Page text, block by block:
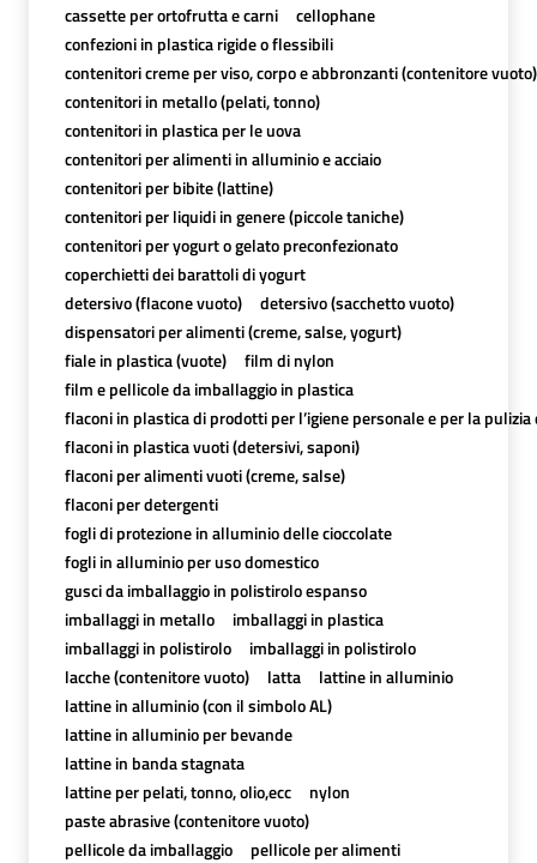
cassette per ortofrutta e carni
cellophane
confezioni in plastica rigide o flessibili
contenitori creme per viso, corpo e abbronzanti (contenitore vuoto)
contenitori in metallo (pelati, tonno)
contenitori in plastica per le uova
contenitori per alimenti in alluminio e acciaio
contenitori per bibite (lattine)
contenitori per liquidi in genere (piccole taniche)
contenitori per yogurt o gelato preconfezionato
coperchietti dei barattoli di yogurt
detersivo (flacone vuoto)
detersivo (sacchetto vuoto)
dispensatori per alimenti (creme, salse, yogurt)
fiale in plastica (vuote)
film di nylon
film e pellicole da imballaggio in plastica
flaconi in plastica di prodotti per l’igiene personale e per la pulizia
flaconi in plastica vuoti (detersivi, saponi)
flaconi per alimenti vuoti (creme, salse)
flaconi per detergenti
fogli di protezione in alluminio delle cioccolate
fogli in alluminio per uso domestico
gusci da imballaggio in polistirolo espanso
imballaggi in metallo
imballaggi in plastica
imballaggi in polistirolo
imballaggi in polistirolo
lacche (contenitore vuoto)
latta
lattine in alluminio
lattine in alluminio (con il simbolo AL)
lattine in alluminio per bevande
lattine in banda stagnata
lattine per pelati, tonno, olio,ecc
nylon
paste abrasive (contenitore vuoto)
pellicole da imballaggio
pellicole per alimenti